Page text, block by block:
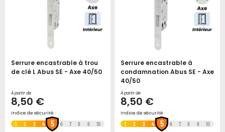
Serrure encastrable à trou
de clé L Abus SE - Axe 40/50
À partir de
8,50 €
Indice de sécurité :
1 2 3 4 5 6 7 8 9 10
Serrure encastrable à
condamnation Abus SE - Axe
40/50
À partir de
8,50 €
Indice de sécurité :
1 2 3 4 5 6 7 8 9 10